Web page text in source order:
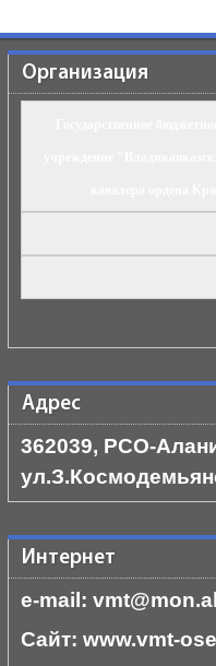
Организация
Адрес
362039, РСО-
Интернет
e-mail:
Cайт: www.vmt-